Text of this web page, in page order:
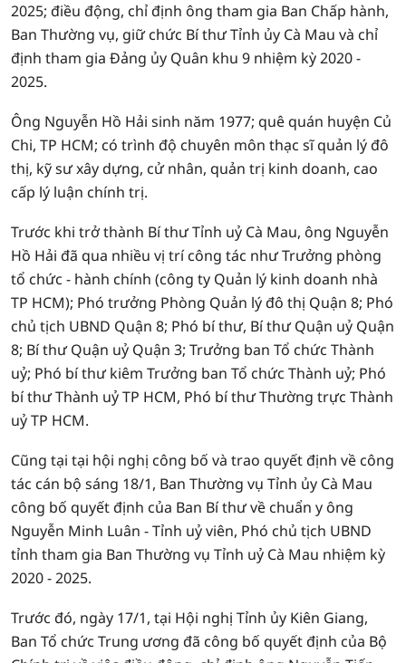
2025; điều động, chỉ định ông tham gia Ban Chấp hành,
Ban Thường vụ, giữ chức Bí thư Tỉnh ủy Cà Mau và chỉ
định tham gia Đảng ủy Quân khu 9 nhiệm kỳ 2020 -
2025.
Ông Nguyễn Hồ Hải sinh năm 1977; quê quán huyện Củ
Chi, TP HCM; có trình độ chuyên môn thạc sĩ quản lý đô
thị, kỹ sư xây dựng, cử nhân, quản trị kinh doanh, cao
cấp lý luận chính trị.
Trước khi trở thành Bí thư Tỉnh uỷ Cà Mau, ông Nguyễn
Hồ Hải đã qua nhiều vị trí công tác như Trưởng phòng
tổ chức - hành chính (công ty Quản lý kinh doanh nhà
TP HCM); Phó trưởng Phòng Quản lý đô thị Quận 8; Phó
chủ tịch UBND Quận 8; Phó bí thư, Bí thư Quận uỷ Quận
8; Bí thư Quận uỷ Quận 3; Trưởng ban Tổ chức Thành
uỷ; Phó bí thư kiêm Trưởng ban Tổ chức Thành uỷ; Phó
bí thư Thành uỷ TP HCM, Phó bí thư Thường trực Thành
uỷ TP HCM.
Cũng tại tại hội nghị công bố và trao quyết định về công
tác cán bộ sáng 18/1, Ban Thường vụ Tỉnh ủy Cà Mau
công bố quyết định của Ban Bí thư về chuẩn y ông
Nguyễn Minh Luân - Tỉnh uỷ viên, Phó chủ tịch UBND
tỉnh tham gia Ban Thường vụ Tỉnh uỷ Cà Mau nhiệm kỳ
2020 - 2025.
Trước đó, ngày 17/1, tại Hội nghị Tỉnh ủy Kiên Giang,
Ban Tổ chức Trung ương đã công bố quyết định của Bộ